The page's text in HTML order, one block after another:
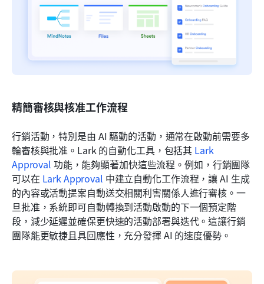
精簡審核與核准工作流程
行銷活動，特別是由 AI 驅動的活動，通常在啟動前需要多
輪審核與批准。Lark 的自動化工具，包括其 Lark
Approval 功能，能夠顯著加快這些流程。例如，行銷團隊
可以在 Lark Approval 中建立自動化工作流程，讓 AI 生成
的內容或活動提案自動送交相關利害關係人進行審核。一
旦批准，系統即可自動轉換到活動啟動的下一個預定階
段，減少延遲並確保更快速的活動部署與迭代。這讓行銷
團隊能更敏捷且具回應性，充分發揮 AI 的速度優勢。